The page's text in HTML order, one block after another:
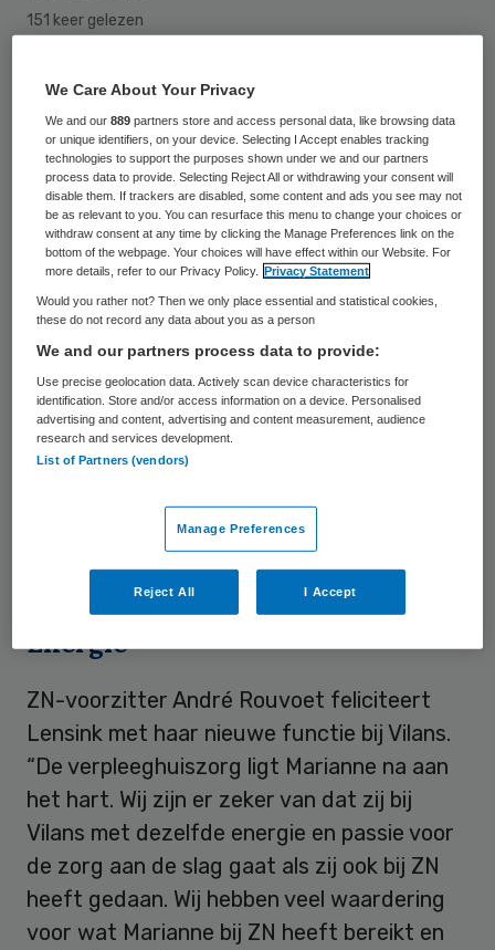
151 keer gelezen
Marianne Lensink neemt per 1 september
2017 afscheid als directeur Zorg bij
Zorgverzekeraars Nederland (ZN). Ze stapt
over naar kennisinstituut Vilans, waar ze
aan de slag gaat als coördinator
Programma Waardigheid en trots.
Lensink begon haar carrière in de zorg als
verpleegkundige in het Antonius Ziekenhuis
in Utrecht. Vanaf 1997 vervulde zij diverse
managementfuncties, onder meer in het
UMC Utrecht. Van 2007 tot 2012 was
Lensink lid van de raad van bestuur van
Medisch Spectrum Twente, waarna ze
overstapte naar Careyn in Utrecht. Sinds
juni 2013 is Lensink directeur Zorg bij ZN.
Energie
ZN-voorzitter André Rouvoet feliciteert
Lensink met haar nieuwe functie bij Vilans.
“De verpleeghuiszorg ligt Marianne na aan
het hart. Wij zijn er zeker van dat zij bij
Vilans met dezelfde energie en passie voor
de zorg aan de slag gaat als zij ook bij ZN
heeft gedaan. Wij hebben veel waardering
voor wat Marianne bij ZN heeft bereikt en
We Care About Your Privacy
We and our889 partners store and access personal data, like browsing data
or unique identifiers, on your device. Selecting I Accept enables tracking
technologies to support the purposes shown under we and our partners
process data to provide. Selecting Reject All or withdrawing your consent will
disable them. If trackers are disabled, some content and ads you see may not
be as relevant to you. You can resurface this menu to change your choices or
withdraw consent at any time by clicking the Manage Preferences link on the
bottom of the webpage. Your choices will have effect within our Website. For
more details, refer to our Privacy Policy.
Privacy Statement
Would you rather not? Then we only place essential and statistical cookies,
these do not record any data about you as a person
We and our partners process data to provide:
Use precise geolocation data. Actively scan device characteristics for
identification. Store and/or access information on a device. Personalised
advertising and content, advertising and content measurement, audience
research and services development.
List of Partners (vendors)
Manage Preferences
Reject All I Accept